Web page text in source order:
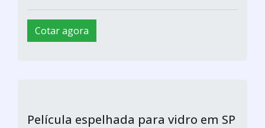
Cotar agora
Película espelhada para vidro em SP